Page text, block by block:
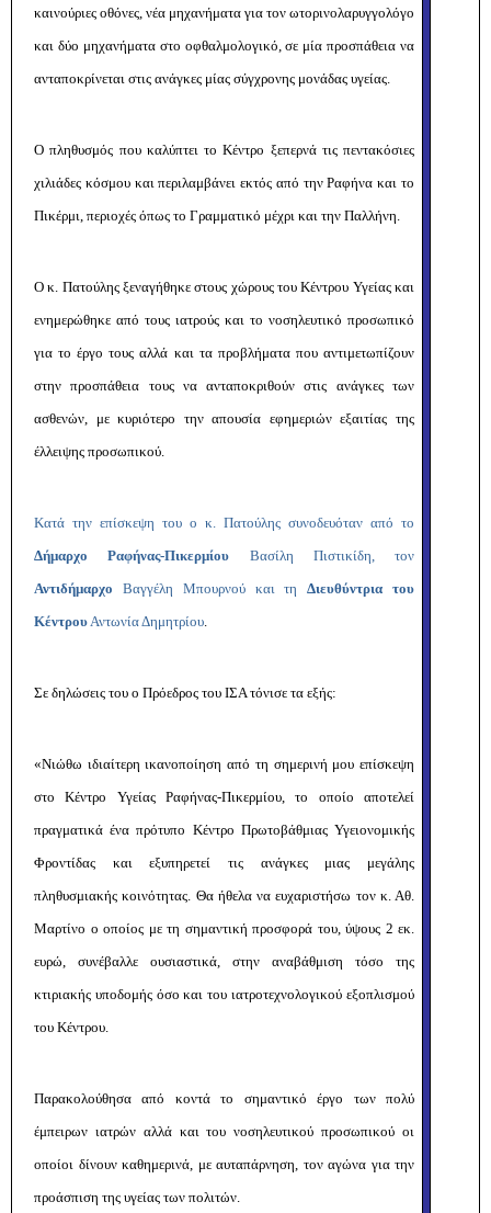
καινούριες οθόνες, νέα μηχανήματα για τον ωτορινολαρυγγολόγο
και δύο μηχανήματα στο οφθαλμολογικό, σε μία προσπάθεια να
ανταποκρίνεται στις ανάγκες μίας σύγχρονης μονάδας υγείας.
Ο πληθυσμός που καλύπτει το Κέντρο ξεπερνά τις πεντακόσιες
χιλιάδες κόσμου και περιλαμβάνει εκτός από την Ραφήνα και το
Πικέρμι, περιοχές όπως το Γραμματικό μέχρι και την Παλλήνη.
Ο κ. Πατούλης ξεναγήθηκε στους χώρους του Κέντρου Υγείας και
ενημερώθηκε από τους ιατρούς και το νοσηλευτικό προσωπικό
για το έργο τους αλλά και τα προβλήματα που αντιμετωπίζουν
στην προσπάθεια τους να ανταποκριθούν στις ανάγκες των
ασθενών, με κυριότερο την απουσία εφημεριών εξαιτίας της
έλλειψης προσωπικού.
Κατά την επίσκεψη του ο κ. Πατούλης συνοδευόταν από το
Δήμαρχο Ραφήνας-Πικερμίου Βασίλη Πιστικίδη, τον
Αντιδήμαρχο Βαγγέλη Μπουρνού και τηΔιευθύντρια του
ΚέντρουΑντωνία Δημητρίου.
Σε δηλώσεις του ο Πρόεδρος του ΙΣΑ τόνισε τα εξής:
«Νιώθω ιδιαίτερη ικανοποίηση από τη σημερινή μου επίσκεψη
στο Κέντρο Υγείας Ραφήνας-Πικερμίου, το οποίο αποτελεί
πραγματικά ένα πρότυπο Κέντρο Πρωτοβάθμιας Υγειονομικής
Φροντίδας και εξυπηρετεί τις ανάγκες μιας μεγάλης
πληθυσμιακής κοινότητας. Θα ήθελα να ευχαριστήσω τον κ. Αθ.
Μαρτίνο ο οποίος με τη σημαντική προσφορά του, ύψους 2 εκ.
ευρώ, συνέβαλλε ουσιαστικά, στην αναβάθμιση τόσο της
κτιριακής υποδομής όσο και του ιατροτεχνολογικού εξοπλισμού
του Κέντρου.
Παρακολούθησα από κοντά το σημαντικό έργο των πολύ
έμπειρων ιατρών αλλά και του νοσηλευτικού προσωπικού οι
οποίοι δίνουν καθημερινά, με αυταπάρνηση, τον αγώνα για την
προάσπιση της υγείας των πολιτών.